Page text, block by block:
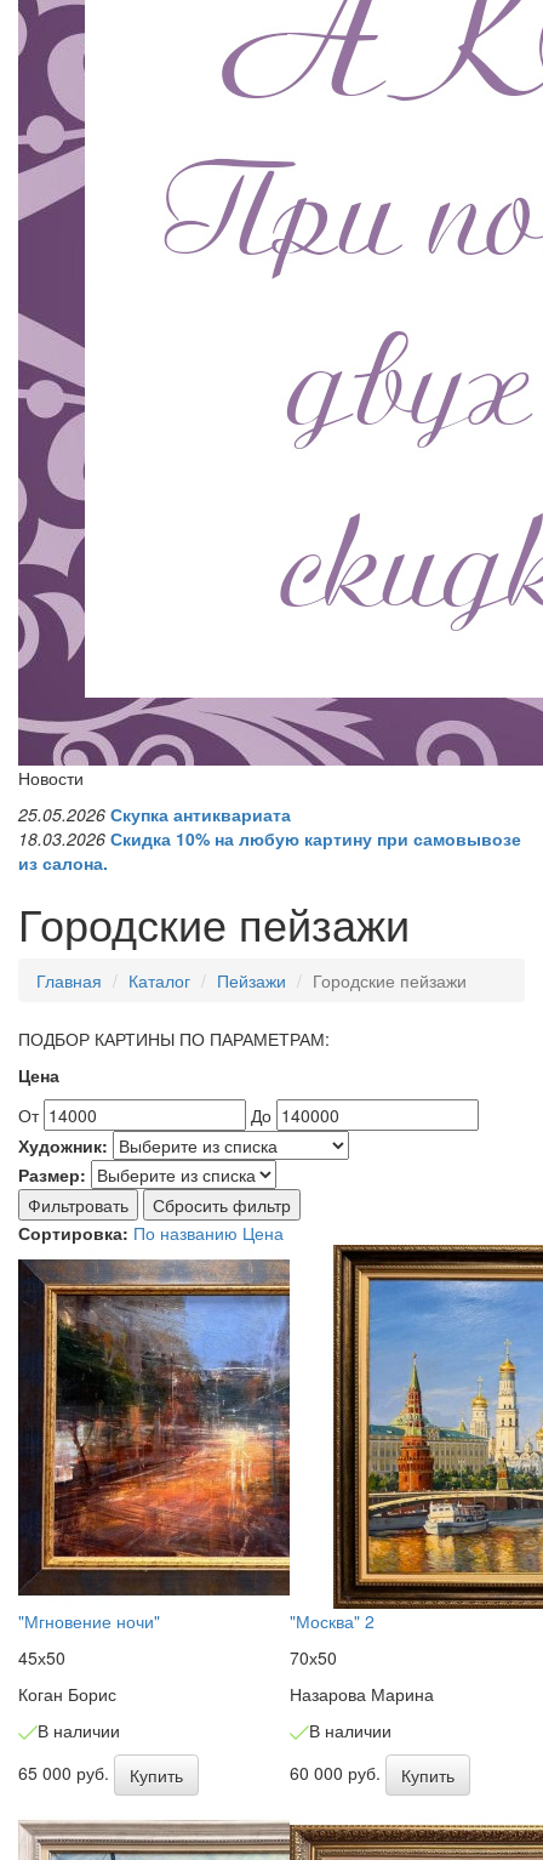
Новости
25.05.2026 Скупка антиквариата
18.03.2026 Скидка 10% на любую картину при самовывозе
из салона.
Городские пейзажи
Главная Каталог Пейзажи Городские пейзажи
ПОДБОР КАРТИНЫ ПО ПАРАМЕТРАМ:
Цена
От
До
Художник:
Размер:
Фильтровать
Сбросить фильтр
Сортировка: По названию Цена
"Мгновение ночи"
45х50
Коган Борис
В наличии
65 000 руб.
Купить
"Москва" 2
70х50
Назарова Марина
В наличии
60 000 руб.
Купить